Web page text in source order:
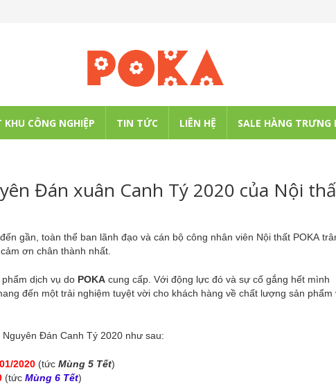
KHU CÔNG NGHIỆP TIN TỨC LIÊN HỆ SALE HÀNG TRƯNG
Đán xuân Canh Tý 2020 của Nội
gần, toàn thể ban lãnh đạo và cán bộ công nhân viên Nội thất POKA
ơn chân thành nhất.
dịch vụ do POKA cung cấp. Với động lực đó và sự cố gắng hết mình
đến một trải nghiệm tuyệt vời cho khách hàng về chất lượng sản phẩm
Đán Canh Tý 2020 như sau:
2020 (tức Mùng 5 Tết)
(tức Mùng 6 Tết)